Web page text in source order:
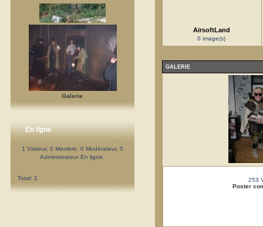
Galerie
En ligne
1 Visiteur, 0 Membre, 0 Modérateur, 0
Administrateur En ligne.
Total: 1
AirsoftLand
0 image(s)
GALERIE
253
Poster